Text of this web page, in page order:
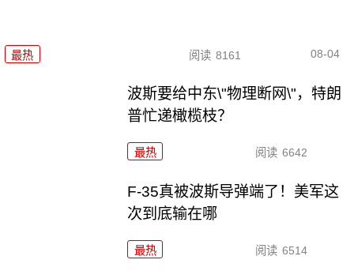
最热 阅读 8161 08-04
波斯要给中东\"物理断网\"，特朗
普忙递橄榄枝？
最热 阅读 6642
F-35真被波斯导弹端了！美军这
次到底输在哪
最热 阅读 6514